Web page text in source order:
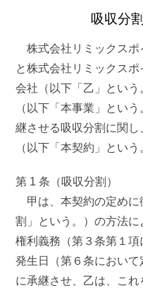
吸収分
株式会社リミックスポ
と株式会社リミックス
会社（以下「乙」とい
（以下「本事業」とい
継させる吸収分割に関
（以下「本契約」という
第 1 条（吸収分割）
甲は、本契約の定めに
割」という。）の方法
権利義務（第３条第１
発生日（第６条におい
に承継させ、乙は、これ